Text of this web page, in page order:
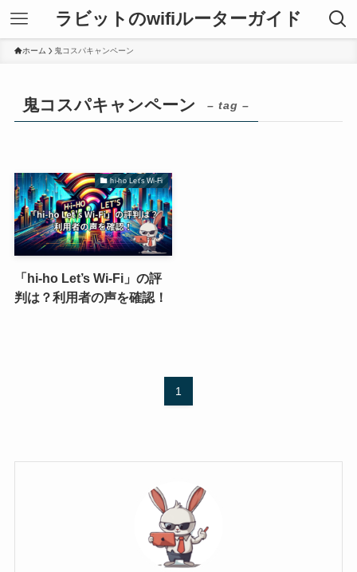
ラビットのwifiルーターガイド
ホーム 鬼コスパキャンペーン
鬼コスパキャンペーン – tag –
hi-ho Let's Wi-Fi
「hi-ho Let’s Wi-Fi」の評
判は？利用者の声を確認！
1